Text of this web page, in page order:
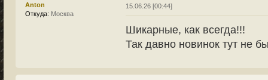
Anton
Откуда: Москва
15.06.26 [00:44]
Шикарные, как всегда!!!
Так давно новинок тут не